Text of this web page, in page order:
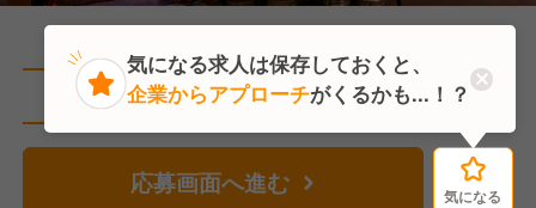
直近1人がこの求人を検討中
応募画面へ進む 気になる
気になる
気になる求人は保存しておくと、
企業からアプローチがくるかも...！？